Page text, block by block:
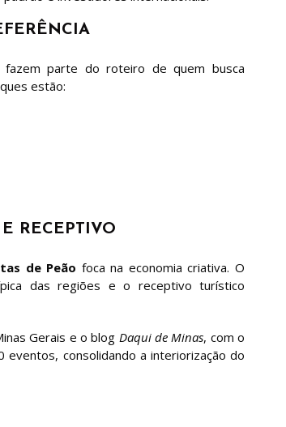
fazem parte do roteiro de quem busca
estão:
RECEPTIVO
de Peão foca na economia criativa. O
das regiões e o receptivo turístico
Gerais e o blog Daqui de Minas, com o
consolidando a interiorização do